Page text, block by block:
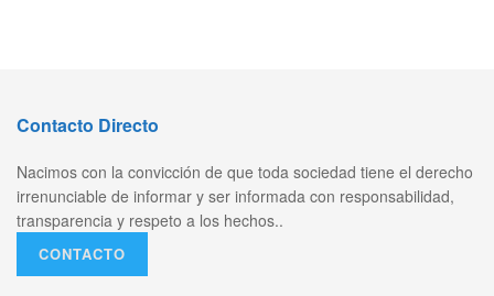
Contacto Directo
Nacimos con la convicción de que toda sociedad tiene el derecho
irrenunciable de informar y ser informada con responsabilidad,
transparencia y respeto a los hechos..
CONTACTO